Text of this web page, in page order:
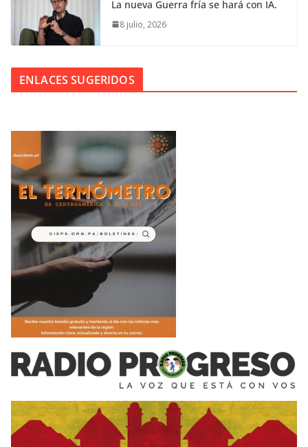
La nueva Guerra fría se hará con IA.
8 julio, 2026
ENLACES SUGERIDOS